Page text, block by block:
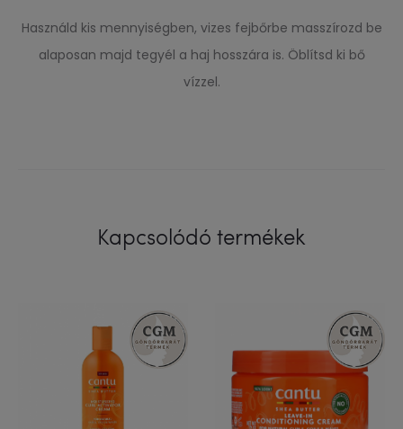
Használd kis mennyiségben, vizes fejbőrbe masszírozd be
alaposan majd tegyél a haj hosszára is. Öblítsd ki bő
vízzel.
Kapcsolódó termékek